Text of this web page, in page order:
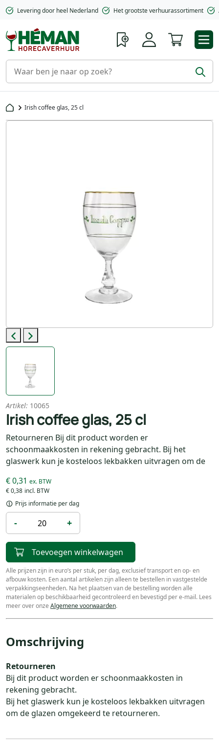
Levering door heel Nederland Het grootste verhuurassortiment
Irish coffee glas, 25 cl
Previous
Next
Artikel: 10065
Irish coffee glas, 25 cl
Retourneren Bij dit product worden er
schoonmaakkosten in rekening gebracht. Bij het
glaswerk kun je kosteloos lekbakken uitvragen om de
€ 0,38
€ 0,31
Prijs informatie per dag
- +
Toevoegen winkelwagen
Alle prijzen zijn in euro’s per stuk, per dag, exclusief transport en op- en
afbouw kosten. Een aantal artikelen zijn alleen te bestellen in vastgestelde
verpakkingseenheden. Na het plaatsen van de bestelling worden alle
materialen op beschikbaarheid gecontroleerd en bevestigd per e-mail. Lees
meer over onze Algemene voorwaarden.
Omschrijving
Retourneren
Bij dit product worden er schoonmaakkosten in
rekening gebracht.
Bij het glaswerk kun je kosteloos lekbakken uitvragen
om de glazen omgekeerd te retourneren.